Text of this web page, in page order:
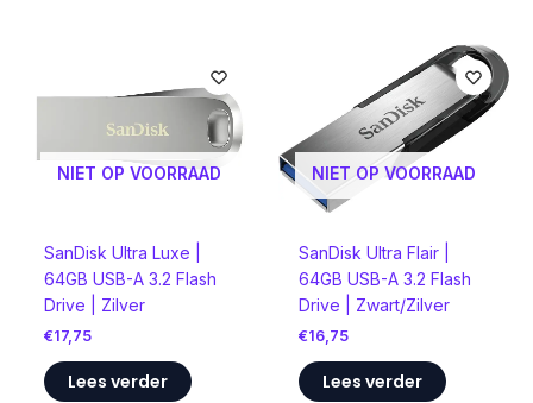
NIET OP VOORRAAD
SanDisk Ultra Luxe |
64GB USB-A 3.2 Flash
Drive | Zilver
€17,75
Lees verder
NIET OP VOORRAAD
SanDisk Ultra Flair |
64GB USB-A 3.2 Flash
Drive | Zwart/Zilver
€16,75
Lees verder